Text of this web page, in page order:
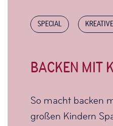
SPECIAL
BACKEN MIT
So macht backen
großen Kindern